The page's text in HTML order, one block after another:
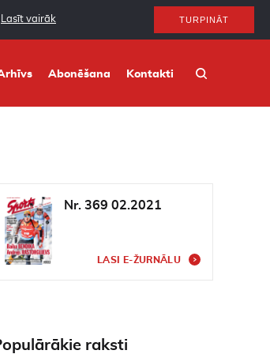
Lasīt vairāk TURPINĀT
Abonēšana Kontakti
Nr. 369 02.2021
LASI E-ŽURNĀLU
raksti